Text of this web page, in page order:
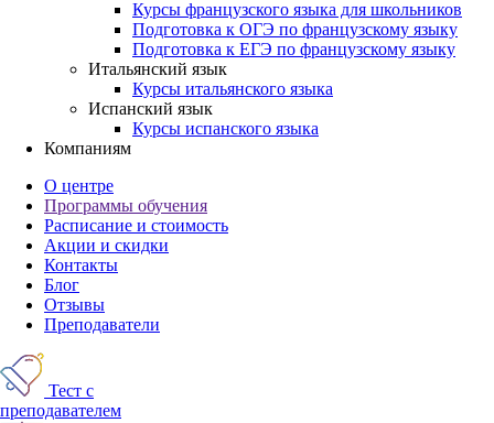
Курсы французского языка для школьников
Подготовка к ОГЭ по французскому языку
Подготовка к ЕГЭ по французскому языку
Итальянский язык
Курсы итальянского языка
Испанский язык
Курсы испанского языка
Компаниям
О центре
Программы обучения
Расписание и стоимость
Акции и скидки
Контакты
Блог
Отзывы
Преподаватели
Тест с
преподавателем